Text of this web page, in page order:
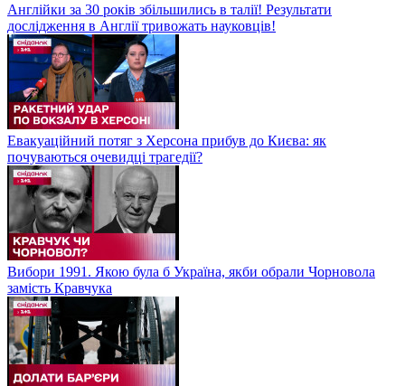
Англійки за 30 років збільшились в талії! Результати
дослідження в Англії тривожать науковців!
Евакуаційний потяг з Херсона прибув до Києва: як
почуваються очевидці трагедії?
Вибори 1991. Якою була б Україна, якби обрали Чорновола
замість Кравчука